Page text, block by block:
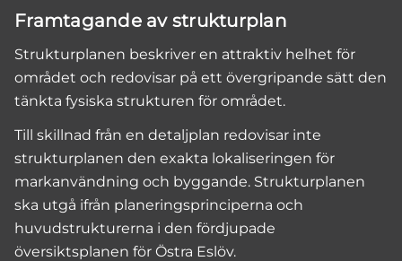
Framtagande av strukturplan
Strukturplanen beskriver en attraktiv helhet för
området och redovisar på ett övergripande sätt den
tänkta fysiska strukturen för området.
Till skillnad från en detaljplan redovisar inte
strukturplanen den exakta lokaliseringen för
markanvändning och byggande. Strukturplanen
ska utgå ifrån planeringsprinciperna och
huvudstrukturerna i den fördjupade
översiktsplanen för Östra Eslöv.